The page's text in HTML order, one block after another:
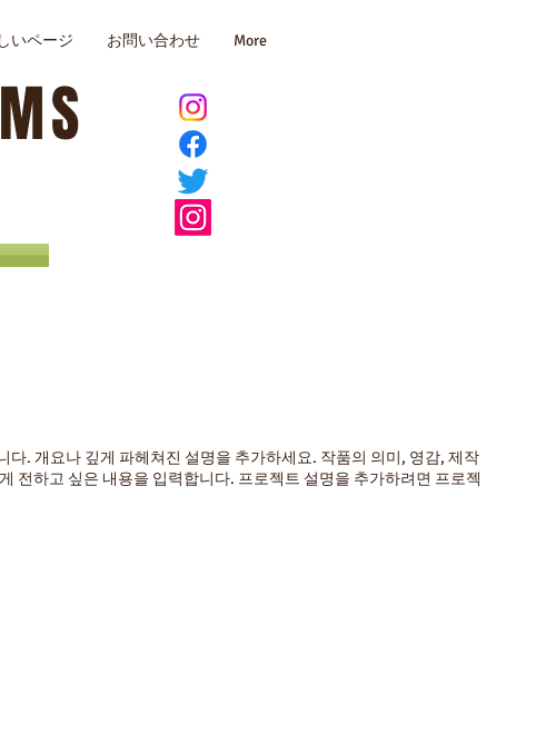
いページ お問い合わせ More
다. 개요나 깊게 파헤쳐진 설명을 추가하세요. 작품의 의미, 영감, 제작
전하고 싶은 내용을 입력합니다. 프로젝트 설명을 추가하려면 프로젝